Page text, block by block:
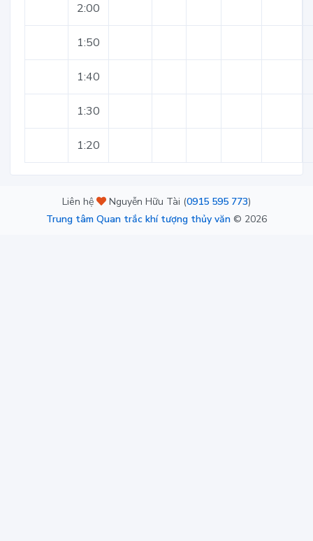
2:00
1:50
1:40
1:30
1:20
Liên hệ Nguyễn Hữu Tài (0915 595 773)
Trung tâm Quan trắc khí tượng thủy văn © 2026